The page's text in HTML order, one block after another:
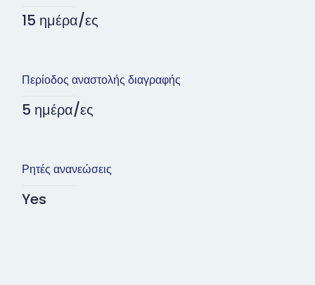
15 ημέρα/ες
Περίοδος αναστολής διαγραφής
5 ημέρα/ες
Ρητές ανανεώσεις
Yes